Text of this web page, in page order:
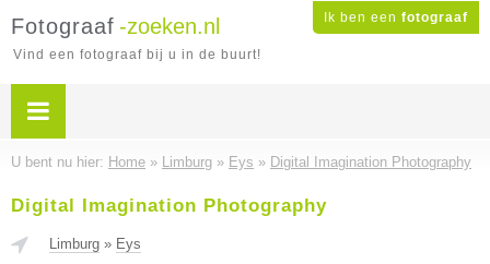
Ik ben een fotograaf
Fotograaf -zoeken.nl
Vind een fotograaf bij u in de buurt!
U bent nu hier: Home » Limburg » Eys » Digital Imagination Photography
Digital Imagination Photography
Limburg » Eys